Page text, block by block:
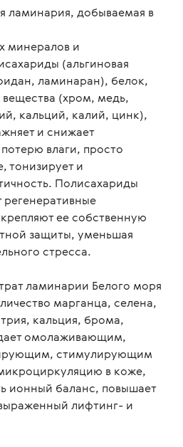
ламинария, добываемая в
минералов и
(альгиновая
ламинаран), белок,
(хром, медь,
кальций, калий, цинк),
и снижает
влаги, просто
тонизирует и
Полисахариды
ее собственную
защиты, уменьшая
стресса.
ламинарии Белого моря
марганца, селена,
кальция, брома,
омолаживающим,
стимулирующим
в коже,
ионный баланс, повышает
лифтинг- и